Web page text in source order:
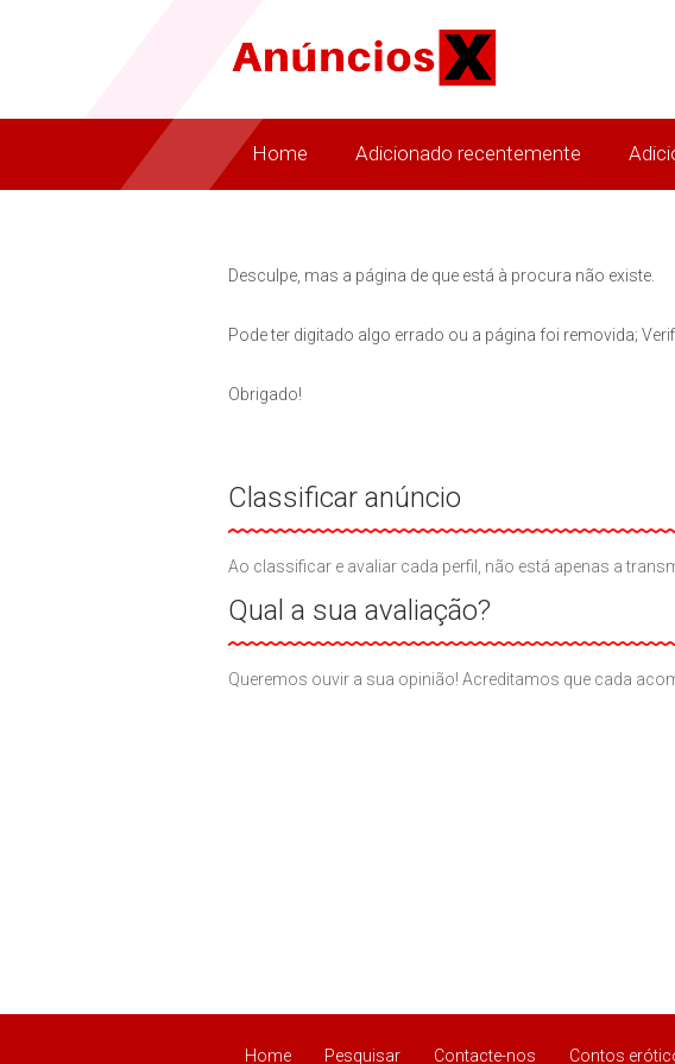
Home Adicionado recentemente
Desculpe, mas a página de que está à procura não existe.
Pode ter digitado algo errado ou a página foi removida;
Obrigado!
Classificar anúncio
Ao classificar e avaliar cada perfil, não está apenas a
Qual a sua avaliação?
Queremos ouvir a sua opinião! Acreditamos que cada
Home Pesquisar Contacte-nos Contos